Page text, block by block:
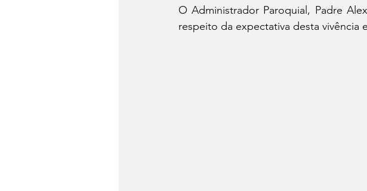
O Administrador Paroquial, Padre
respeito da expectativa desta vivência